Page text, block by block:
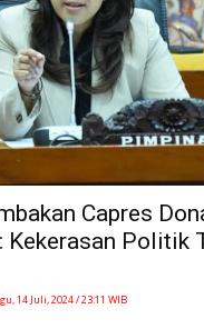
Capres
Kekerasan Politik
14 Juli, 2024 / 23:11 WIB